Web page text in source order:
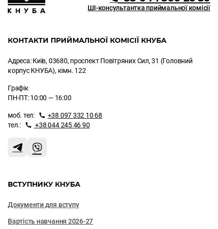
ШІ-консультантка приймальної комісії
КОНТАКТИ ПРИЙМАЛЬНОЇ КОМІСІЇ КНУБА
Адреса: Київ, 03680, проспект Повітряних Сил, 31 (Головний
корпус КНУБА), кімн. 122
Графік
ПН-ПТ: 10:00 — 16:00
моб. тел:
+38 097 332 10 68
тел.:
+38 044 245 46 90
ВСТУПНИКУ КНУБА
Документи для вступу
Вартість навчання 2026-27